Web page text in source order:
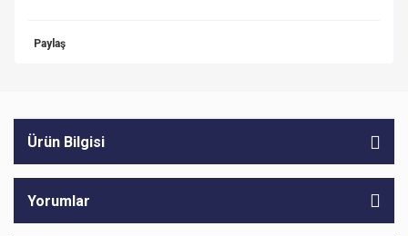
Paylaş
Ürün Bilgisi
Yorumlar